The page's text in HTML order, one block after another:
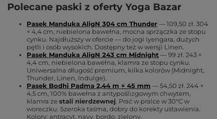
Polecane paski z oferty Yoga Bazar
Pasek Manduka AligN 304 cm Thunder— 109,50 zł. 304
× 4,4 cm, niebielona bawełna, mocna sprzączka ze stopu
cynku. Najdłuższy w ofercie — do jogi Iyengara, dużych
pętli i osób wysokich. Dostępny też w wersji Linen.
Pasek Manduka AligN 243 cm Midnight — 99 zł. 243 ×
4,4 cm, niebielona bawełna, klamra ze stopu cynku.
Uniwersalna długość premium, kilka kolorów (Midnight,
Thunder, Linen, Indulge).
Pasek Bodhi Padma 2,44 m × 45 mm — 54,50 zł. 244 ×
4,5 cm, 100% bawełna z antypoślizgowym chwytem,
klamra ze stali nierdzewnej. Prać w pralce w 30°C w
woreczku. Szeroka taśma, dobry do korekty ustawienia.
Kolory: antracyt, navy, bordo, zielony.